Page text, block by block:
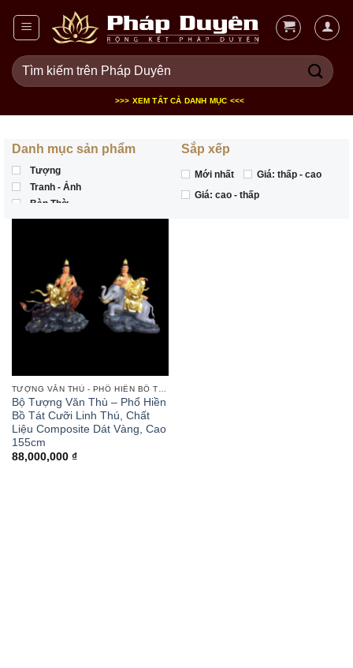
dung
Tìm
kiếm:
>>> XEM TẤT CẢ DANH MỤC <<<
Danh mục sản phẩm
Tượng
Tranh - Ảnh
Bàn Thờ
Sắp xếp
Mới nhất
Giá: thấp - cao
Giá: cao - thấp
Bộ Tượng Văn Thù – Phổ Hiền
Bồ Tát Cưỡi Linh Thú, Chất
Liệu Composite Dát Vàng, Cao
155cm
88,000,000 ₫